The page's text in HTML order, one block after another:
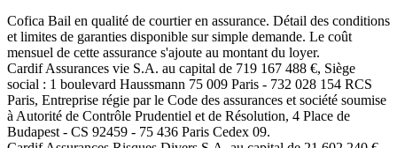
Cofica Bail en qualité de courtier en assurance. Détail des conditions
et limites de garanties disponible sur simple demande. Le coût
mensuel de cette assurance s'ajoute au montant du loyer.
Cardif Assurances vie S.A. au capital de 719 167 488 €, Siège
social : 1 boulevard Haussmann 75 009 Paris - 732 028 154 RCS
Paris, Entreprise régie par le Code des assurances et société soumise
à Autorité de Contrôle Prudentiel et de Résolution, 4 Place de
Budapest - CS 92459 - 75 436 Paris Cedex 09.